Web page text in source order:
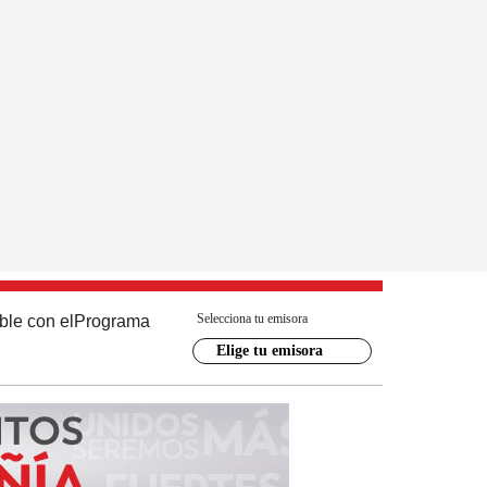
con el Programa Selecciona tu emisora
Elige tu emisora